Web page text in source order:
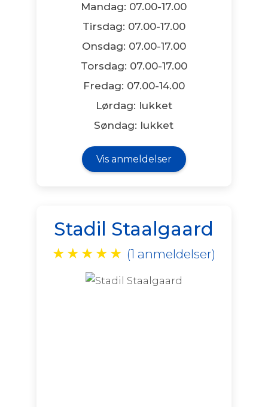
Mandag: 07.00-17.00
Tirsdag: 07.00-17.00
Onsdag: 07.00-17.00
Torsdag: 07.00-17.00
Fredag: 07.00-14.00
Lørdag: lukket
Søndag: lukket
Vis anmeldelser
Stadil Staalgaard
★ ★ ★ ★ ★ (1 anmeldelser)